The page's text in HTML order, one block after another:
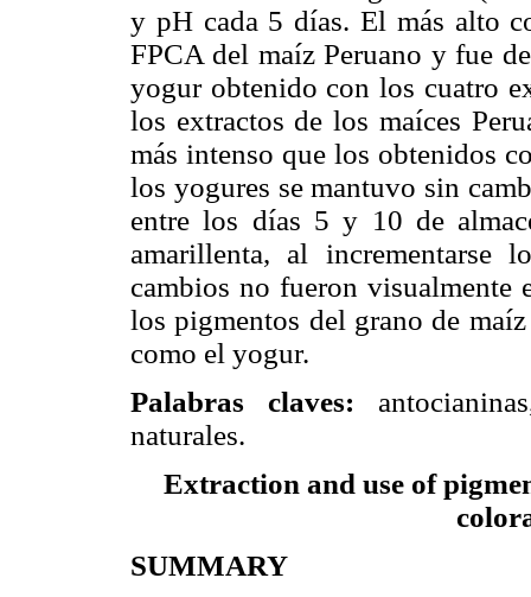
y pH cada 5 días. El más alto
FPCA del maíz Peruano y fue
yogur obtenido con los cuatro
los extractos de los maíces
más intenso que los obtenidos
los yogures se mantuvo sin
entre los días 5 y 10 de
amarillenta, al incrementarse
cambios no fueron visualmente
los pigmentos del grano de
como el yogur.
Palabras claves:
naturales.
Extraction and use of
SUMMARY